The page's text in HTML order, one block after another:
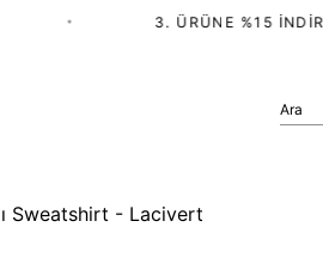
3. ÜRÜNE %15 İNDIRIM
Ara
Sweatshirt - Lacivert